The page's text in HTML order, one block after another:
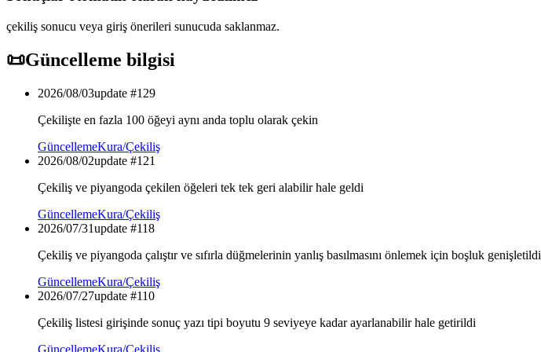
çekiliş sonucu veya giriş önerileri sunucuda saklanmaz.
📜Güncelleme bilgisi
2026/08/03update #129
Çekilişte en fazla 100 öğeyi aynı anda toplu olarak çekin
GüncellemeKura/Çekiliş
2026/08/02update #121
Çekiliş ve piyangoda çekilen öğeleri tek tek geri alabilir hale geldi
GüncellemeKura/Çekiliş
2026/07/31update #118
Çekiliş ve piyangoda çalıştır ve sıfırla düğmelerinin yanlış basılmasını önlemek için boşluk genişletildi
GüncellemeKura/Çekiliş
2026/07/27update #110
Çekiliş listesi girişinde sonuç yazı tipi boyutu 9 seviyeye kadar ayarlanabilir hale getirildi
GüncellemeKura/Çekiliş